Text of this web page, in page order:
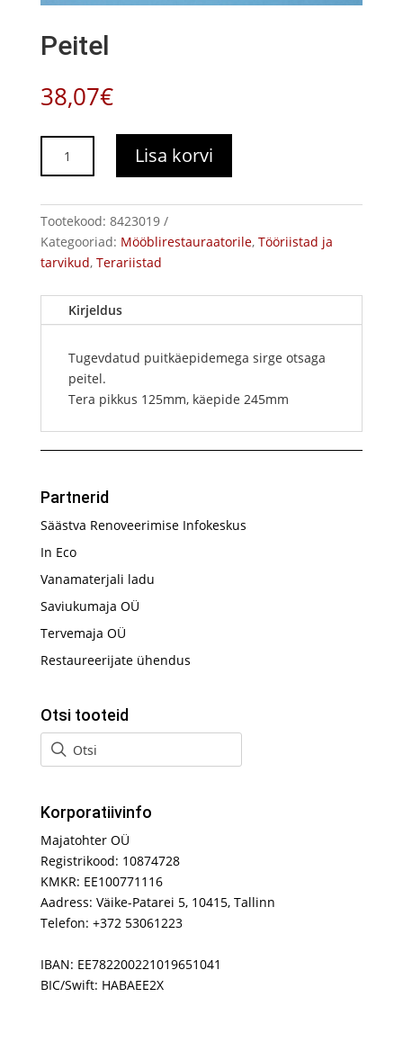
Peitel
38,07€
kogus
Lisa korvi
Tootekood: 8423019
Kategooriad: Mööblirestauraatorile, Tööriistad ja
tarvikud, Terariistad
Kirjeldus
Tugevdatud puitkäepidemega sirge otsaga
peitel.
Tera pikkus 125mm, käepide 245mm
Partnerid
Säästva Renoveerimise Infokeskus
In Eco
Vanamaterjali ladu
Saviukumaja OÜ
Tervemaja OÜ
Restaureerijate ühendus
Otsi tooteid
Korporatiivinfo
Majatohter OÜ
Registrikood: 10874728
KMKR: EE100771116
Aadress: Väike-Patarei 5, 10415, Tallinn
Telefon: +372 53061223
IBAN: EE782200221019651041
BIC/Swift: HABAEE2X